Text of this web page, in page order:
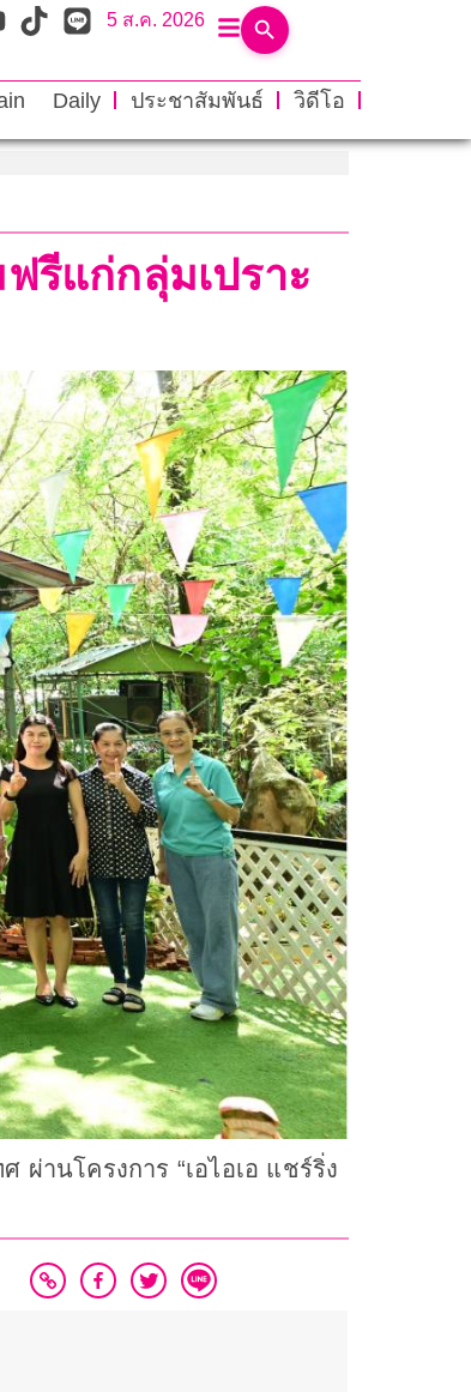
5 ส.ค. 2026
Daily ประชาสัมพันธ์
วิดีโอ
รีแก่กลุ่มเปราะ
ผ่านโครงการ “เอไอเอ แชร์ริ่ง